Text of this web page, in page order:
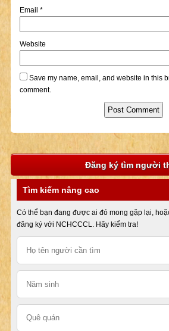
Email *
Website
Save my name, email, and website in this
comment.
Đăng ký tìm người
Tìm kiếm nâng cao
Có thể bạn đang được ai đó mong gặp lại,
đăng ký với NCHCCCL. Hãy kiểm tra!